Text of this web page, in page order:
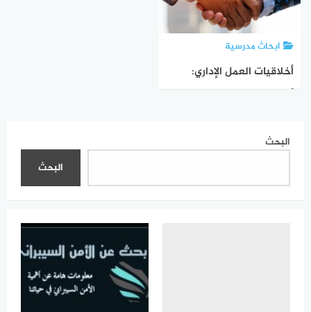
ابحاث مدرسية
أخلاقيات العمل الإداري:
البحث
البحث